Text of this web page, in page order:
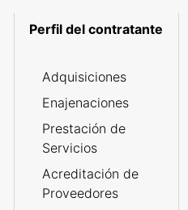
Perfil del contratante
Adquisiciones
Enajenaciones
Prestación de
Servicios
Acreditación de
Proveedores